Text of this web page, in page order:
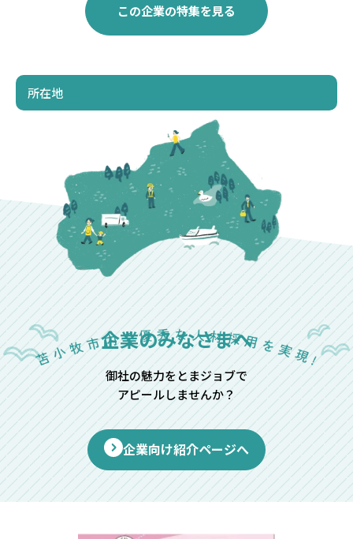
この企業の特集を見る
所在地
企業のみなさまへ
御社の魅力をとまジョブで
アピールしませんか？
企業向け紹介ページへ